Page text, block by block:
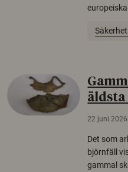
äldsta
22 juni 2026
Det som
björnfäll
gammal